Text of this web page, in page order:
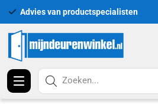
Advies van productspecialisten
Zoeken...